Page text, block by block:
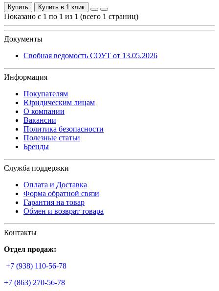
Купить Купить в 1 клик
Показано с 1 по 1 из 1 (всего 1 страниц)
Документы
Свобная ведомость СОУТ от 13.05.2026
Информация
Покупателям
Юридическим лицам
О компании
Вакансии
Политика безопасности
Полезные статьи
Бренды
Служба поддержки
Оплата и Доставка
Форма обратной связи
Гарантия на товар
Обмен и возврат товара
Контакты
Отдел продаж:
+7 (938) 110-56-78
+7 (863) 270-56-78